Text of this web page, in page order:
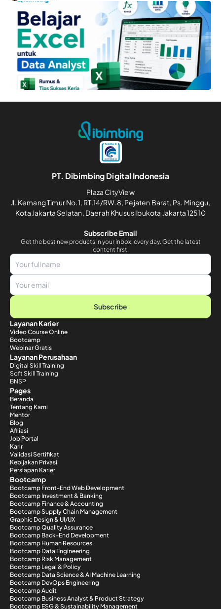
PT. Dibimbing Digital Indonesia
Plaza CityView
Jl. Kemang Timur No.1, RT.14/RW.8, Pejaten Barat, Ps. Minggu,
Kota Jakarta Selatan, Daerah Khusus Ibukota Jakarta 12510
Subscribe Email
Get the best new products in your inbox, every day. Get the latest
content first.
Subscribe
Layanan Karier
Video Course Online
Bootcamp
Webinar Gratis
Layanan Perusahaan
Digital Skill Training
Soft Skill Training
BNSP
Pages
Beranda
Tentang Kami
Mentor
Blog
Afiliasi
Job Portal
Karir
Validasi Sertifikat
Kebijakan Privasi
Persiapan Karier
Bootcamp
Bootcamp Front-End Web Development
Bootcamp Investment & Banking
Bootcamp Finance & Accounting
Bootcamp Supply Chain Management
Graphic Design & UI/UX
Bootcamp Quality Assurance
Bootcamp Back-End Development
Bootcamp Human Resources
Bootcamp Data Engineering
Bootcamp Risk Management
Bootcamp Legal & Policy
Bootcamp Data Science & AI Machine Learning
Bootcamp DevOps Engineering
Bootcamp Audit
Bootcamp Business Analyst & Product Strategy
Bootcamp ESG & Sustainability Management